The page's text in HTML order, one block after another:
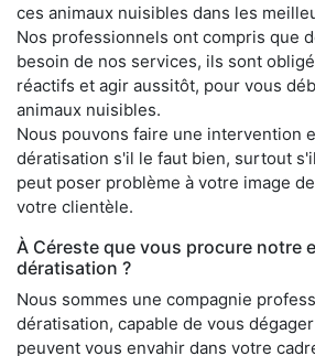
ces animaux nuisibles dans les
Nos professionnels ont compris que
besoin de nos services, ils sont
réactifs et agir aussitôt, pour vous
animaux nuisibles.
Nous pouvons faire une intervention
dératisation s'il le faut bien, surtout
peut poser problème à votre image
votre clientèle.
À Céreste que vous procure notre
dératisation ?
Nous sommes une compagnie
dératisation, capable de vous
peuvent vous envahir dans votre